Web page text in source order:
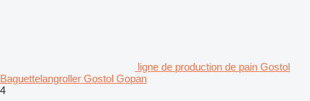
ligne de production de pain Gostol
Baguettelangroller Gostol Gopan
4